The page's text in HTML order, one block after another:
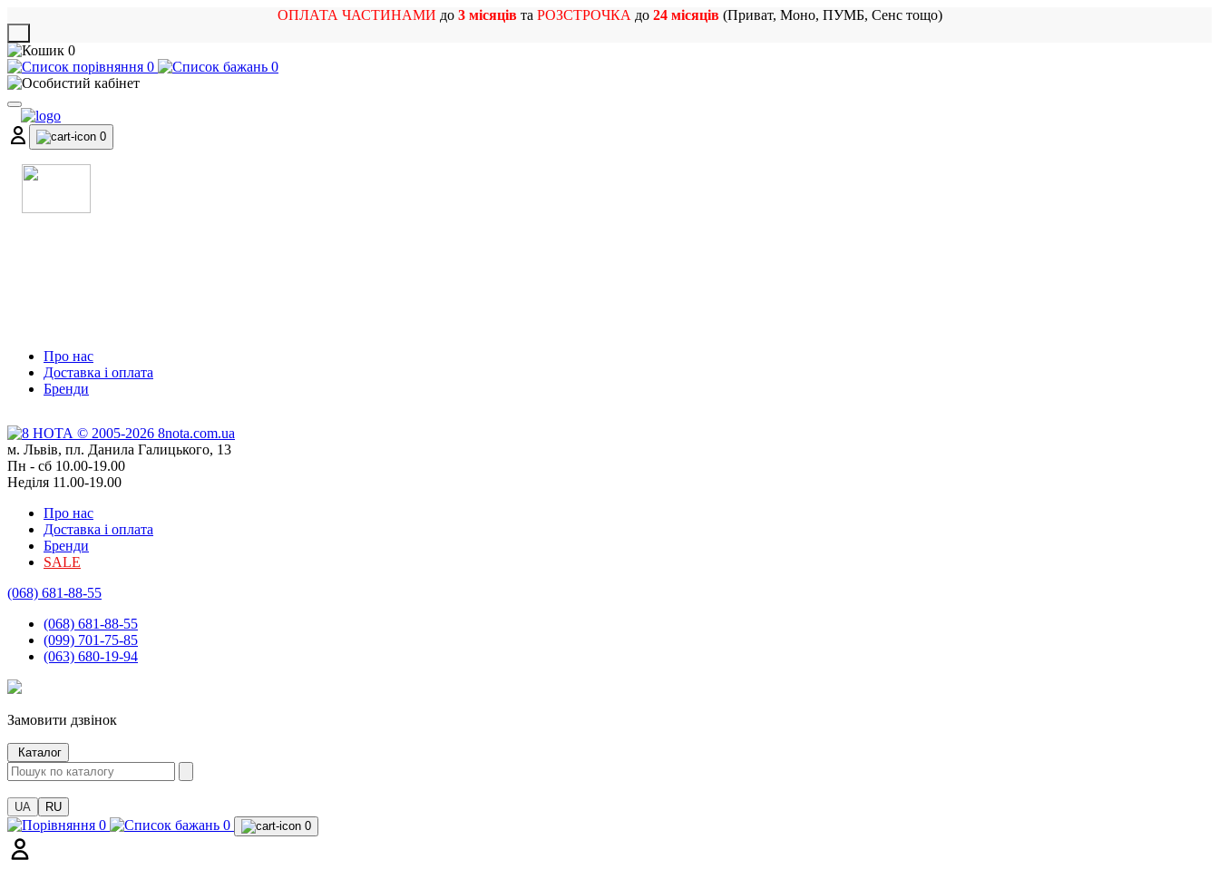
ОПЛАТА ЧАСТИНАМИ до 3 місяцівта РОЗСТРОЧКА до 24 місяців(Приват, Моно, ПУМБ, Сенс тощо)
0
0
0
0
Про нас
Доставка і оплата
Бренди
м. Львів, пл. Данила Галицького, 13
Пн - сб 10.00-19.00
Неділя 11.00-19.00
Про нас
Доставка і оплата
Бренди
SALE
(068) 681-88-55
(068) 681-88-55
(099) 701-75-85
(063) 680-19-94
Замовити дзвінок
Каталог
UA RU
0 0 0